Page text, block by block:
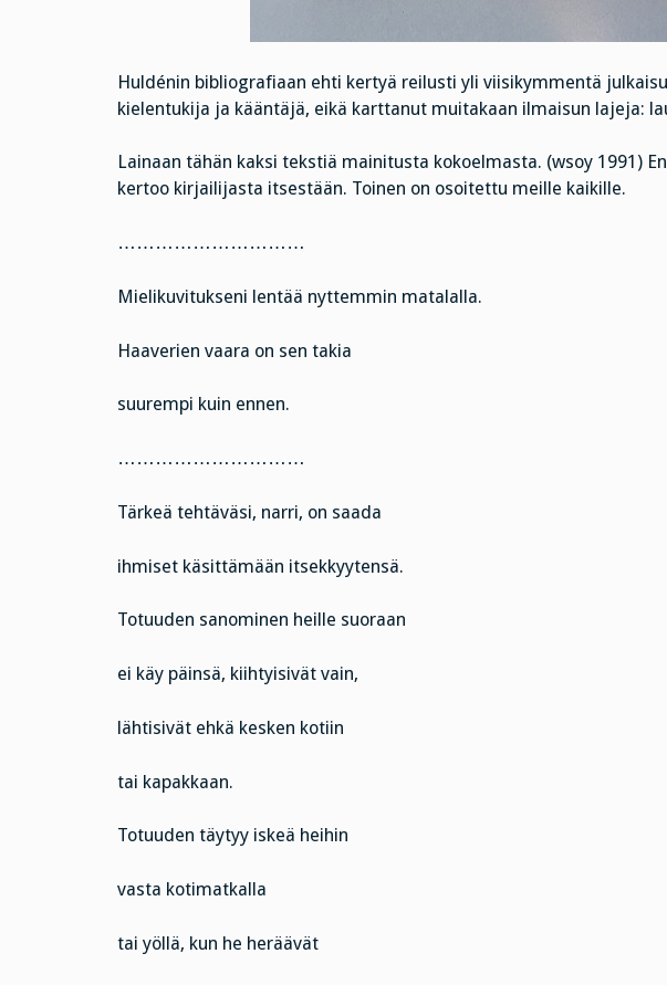
Huldénin bibliografiaan ehti kertyä reilusti yli viisikymmentä
kielentukija ja kääntäjä, eikä karttanut muitakaan ilmaisun lajeja:
Lainaan tähän kaksi tekstiä mainitusta kokoelmasta. (wsoy 1991)
kertoo kirjailijasta itsestään. Toinen on osoitettu meille kaikille.
…………………………
Mielikuvitukseni lentää nyttemmin matalalla.
Haaverien vaara on sen takia
suurempi kuin ennen.
…………………………
Tärkeä tehtäväsi, narri, on saada
ihmiset käsittämään itsekkyytensä.
Totuuden sanominen heille suoraan
ei käy päinsä, kiihtyisivät vain,
lähtisivät ehkä kesken kotiin
tai kapakkaan.
Totuuden täytyy iskeä heihin
vasta kotimatkalla
tai yöllä, kun he heräävät